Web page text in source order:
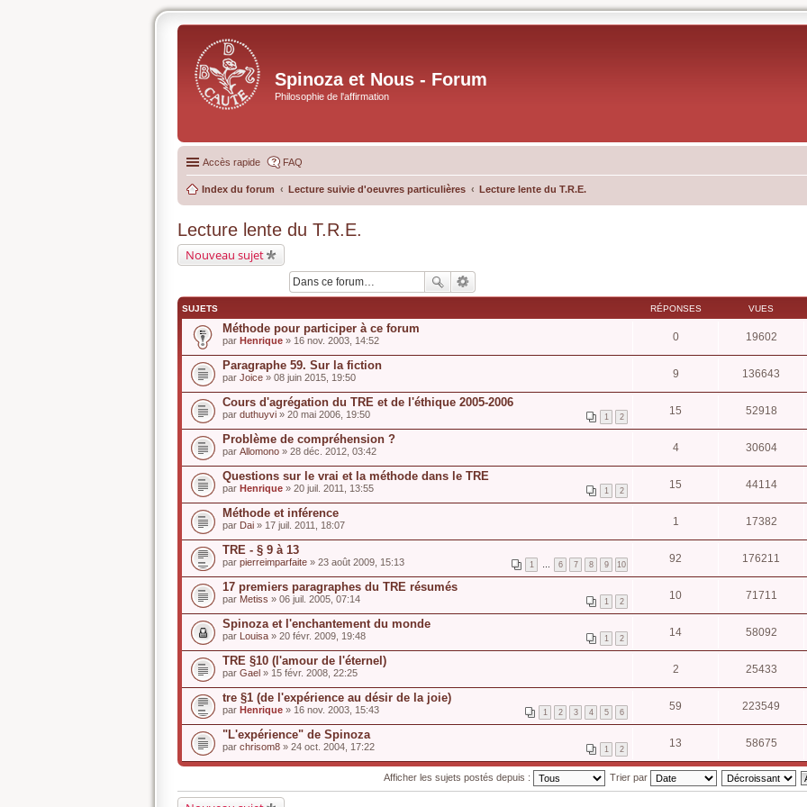
Spinoza et Nous - Forum
Philosophie de l'affirmation
Accès rapide FAQ
Index du forum Lecture suivie d'oeuvres particulières Lecture lente du T.R.E.
Lecture lente du T.R.E.
Nouveau sujet
SUJETS RÉPONSES VUES
Méthode pour participer à ce forum
par Henrique » 16 nov. 2003, 14:52 0 19602
Paragraphe 59. Sur la fiction
par Joice » 08 juin 2015, 19:50 9 136643
Cours d'agrégation du TRE et de l'éthique 2005-2006
1 2
par duthuyvi » 20 mai 2006, 19:50 15 52918
Problème de compréhension ?
par Allomono » 28 déc. 2012, 03:42 4 30604
Questions sur le vrai et la méthode dans le TRE
1 2
par Henrique » 20 juil. 2011, 13:55 15 44114
Méthode et inférence
par Dai » 17 juil. 2011, 18:07 1 17382
TRE - § 9 à 13
1 … 6 7 8 9 10
par pierreimparfaite » 23 août 2009, 15:13 92 176211
17 premiers paragraphes du TRE résumés
1 2
par Metiss » 06 juil. 2005, 07:14 10 71711
Spinoza et l'enchantement du monde
1 2
par Louisa » 20 févr. 2009, 19:48 14 58092
TRE §10 (l'amour de l'éternel)
par Gael » 15 févr. 2008, 22:25 2 25433
tre §1 (de l'expérience au désir de la joie)
1 2 3 4 5 6
par Henrique » 16 nov. 2003, 15:43 59 223549
"L'expérience" de Spinoza
1 2
par chrisom8 » 24 oct. 2004, 17:22 13 58675
Afficher les sujets postés depuis : Trier par